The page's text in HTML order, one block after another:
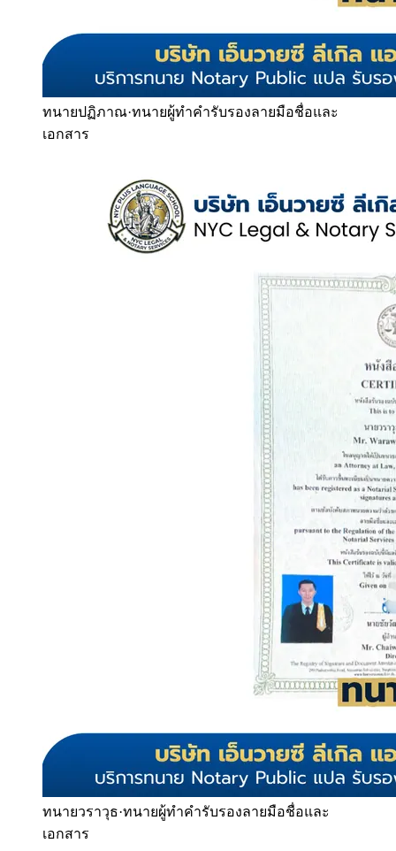
ทนายปฏิภาณ·ทนายผู้ทำคำรับรองลายมือชื่อและ
เอกสาร
ทนายวราวุธ·ทนายผู้ทำคำรับรองลายมือชื่อและ
เอกสาร